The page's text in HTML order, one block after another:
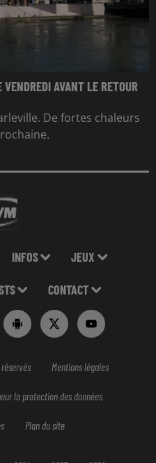
AVANT LE RETOUR
De fortes chaleurs
INFOS JEUX
CONTACT
réservés Mentions légales
la protection des données
Plan du site